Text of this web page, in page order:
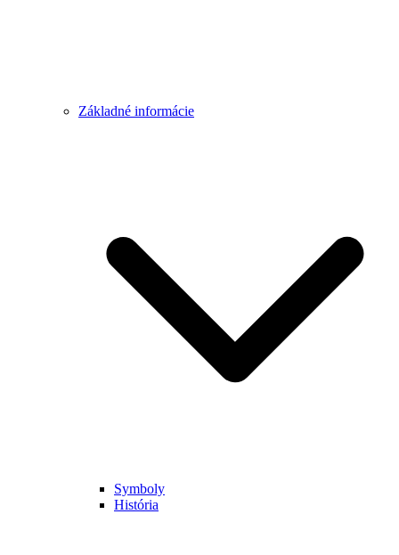
Základné informácie
Symboly
História